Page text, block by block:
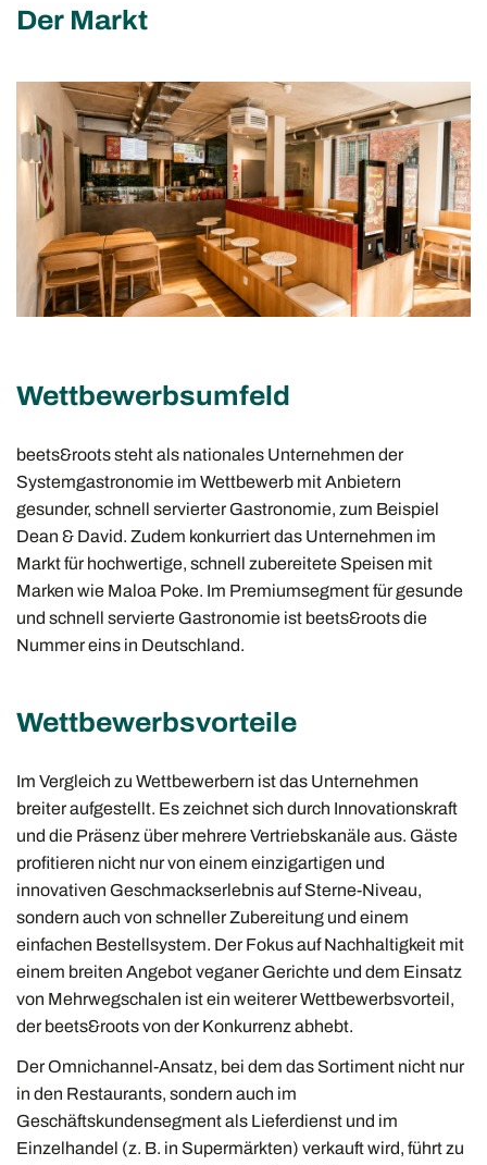
Der Markt
Wettbewerbsumfeld
beets&roots steht als nationales Unternehmen der
Systemgastronomie im Wettbewerb mit Anbietern
gesunder, schnell servierter Gastronomie, zum Beispiel
Dean & David. Zudem konkurriert das Unternehmen im
Markt für hochwertige, schnell zubereitete Speisen mit
Marken wie Maloa Poke. Im Premiumsegment für gesunde
und schnell servierte Gastronomie ist beets&roots die
Nummer eins in Deutschland.
Wettbewerbsvorteile
Im Vergleich zu Wettbewerbern ist das Unternehmen
breiter aufgestellt. Es zeichnet sich durch Innovationskraft
und die Präsenz über mehrere Vertriebskanäle aus. Gäste
profitieren nicht nur von einem einzigartigen und
innovativen Geschmackserlebnis auf Sterne-Niveau,
sondern auch von schneller Zubereitung und einem
einfachen Bestellsystem. Der Fokus auf Nachhaltigkeit mit
einem breiten Angebot veganer Gerichte und dem Einsatz
von Mehrwegschalen ist ein weiterer Wettbewerbsvorteil,
der beets&roots von der Konkurrenz abhebt.
Der Omnichannel-Ansatz, bei dem das Sortiment nicht nur
in den Restaurants, sondern auch im
Geschäftskundensegment als Lieferdienst und im
Einzelhandel (z. B. in Supermärkten) verkauft wird, führt zu